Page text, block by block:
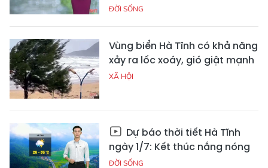
ĐỜI SỐNG
Vùng biển Hà Tĩnh có khả năng
xảy ra lốc xoáy, gió giật mạnh
XÃ HỘI
Dự báo thời tiết Hà Tĩnh
ngày 1/7: Kết thúc nắng nóng
ĐỜI SỐNG